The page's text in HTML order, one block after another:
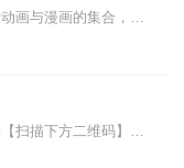
动漫，即动画、漫画的合称，指动画与漫画的集合，取这两个词的第一个字合二为一称之为"动漫"，与游戏无关，并非专业术语。动漫是动画与漫画的集合，动漫与动画的关系是包...
文玩探讨＆联系主播＆加听友群【扫描下方二维码】获取深夜小茶馆一手资讯↓↓↓